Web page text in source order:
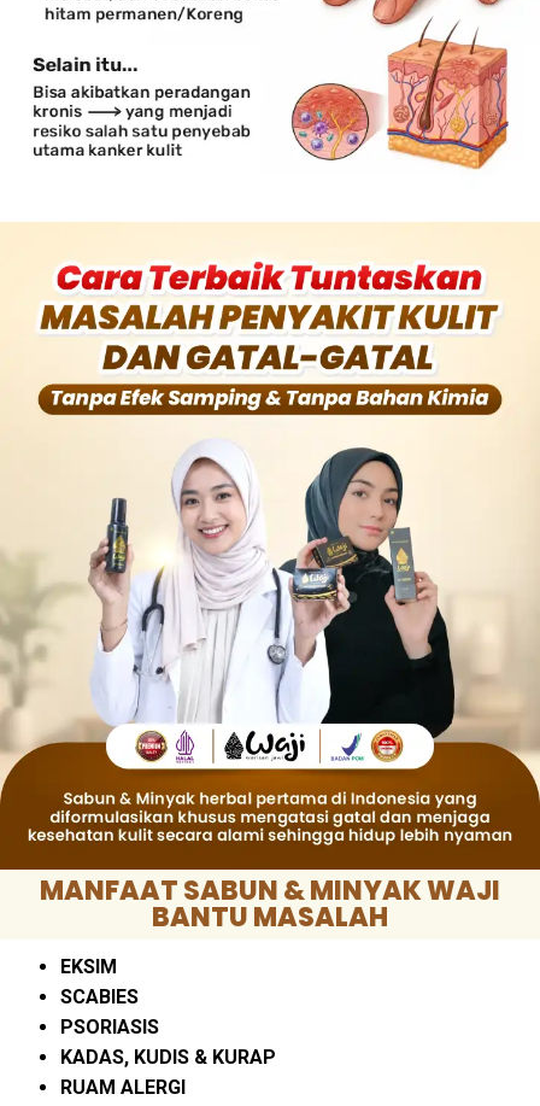
MANFAAT SABUN & MINYAK WAJI
BANTU MASALAH
EKSIM
SCABIES
PSORIASIS
KADAS, KUDIS & KURAP
RUAM ALERGI